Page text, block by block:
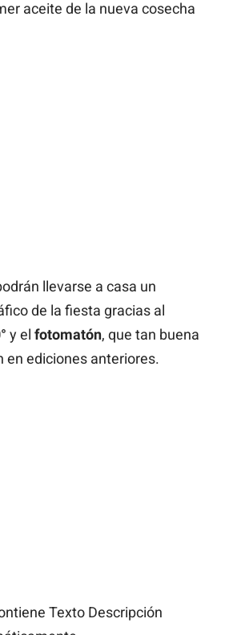
aceite de la nueva cosecha
llevarse a casa un
de la fiesta gracias al
y el fotomatón, que tan buena
en ediciones anteriores.